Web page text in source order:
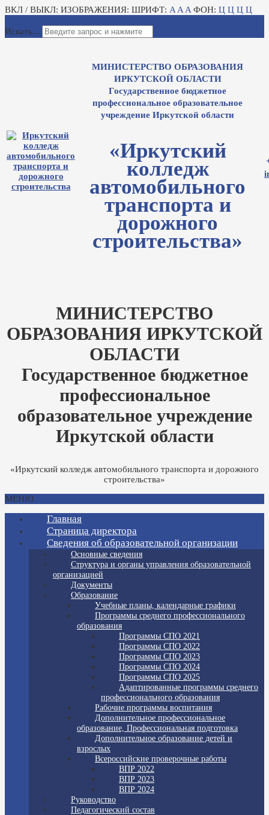
ВКЛ / ВЫКЛ: ИЗОБРАЖЕНИЯ: ШРИФТ: A A A ФОН: Ц Ц Ц Ц
Искать...
МИНИСТЕРСТВО ОБРАЗОВАНИЯ
ИРКУТСКОЙ ОБЛАСТИ
Государственное бюджетное
профессиональное образовательное
учреждение Иркутской области
«Иркутский
колледж
автомобильного
транспорта и
дорожного
строительства»
МИНИСТЕРСТВО
ОБРАЗОВАНИЯ ИРКУТСКОЙ
ОБЛАСТИ
Государственное бюджетное
профессиональное
образовательное учреждение
Иркутской области
«Иркутский колледж автомобильного транспорта и дорожного
строительства»
МЕНЮ
Главная
Страница директора
Сведения об образовательной организации
Основные сведения
Структура и органы управления образовательной
организацией
Документы
Образование
Учебные планы, календарные графики
Программы среднего профессионального
образования
Программы СПО 2021
Программы СПО 2022
Программы СПО 2023
Программы СПО 2024
Программы СПО 2025
Адаптированные программы среднего
профессионального образования
Рабочие программы воспитания
Дополнительное профессиональное
образование, Профессиональная подготовка
Дополнительное образование детей и
взрослых
Всероссийские проверочные работы
ВПР 2022
ВПР 2023
ВПР 2024
Руководство
Педагогический состав